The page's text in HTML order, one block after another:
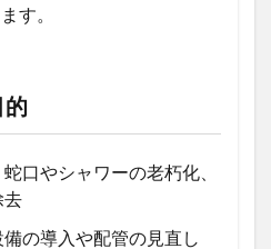
す。
的
口やシャワーの老朽化、
去
備の導入や配管の見直し